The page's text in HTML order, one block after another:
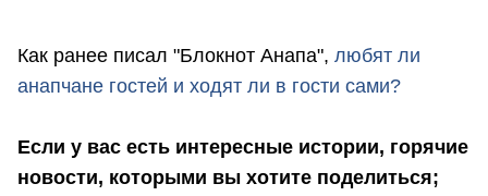
Как ранее писал "Блокнот Анапа", любят ли
анапчане гостей и ходят ли в гости сами?
Если у вас есть интересные истории, горячие
новости, которыми вы хотите поделиться;